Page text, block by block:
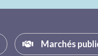
Marchés